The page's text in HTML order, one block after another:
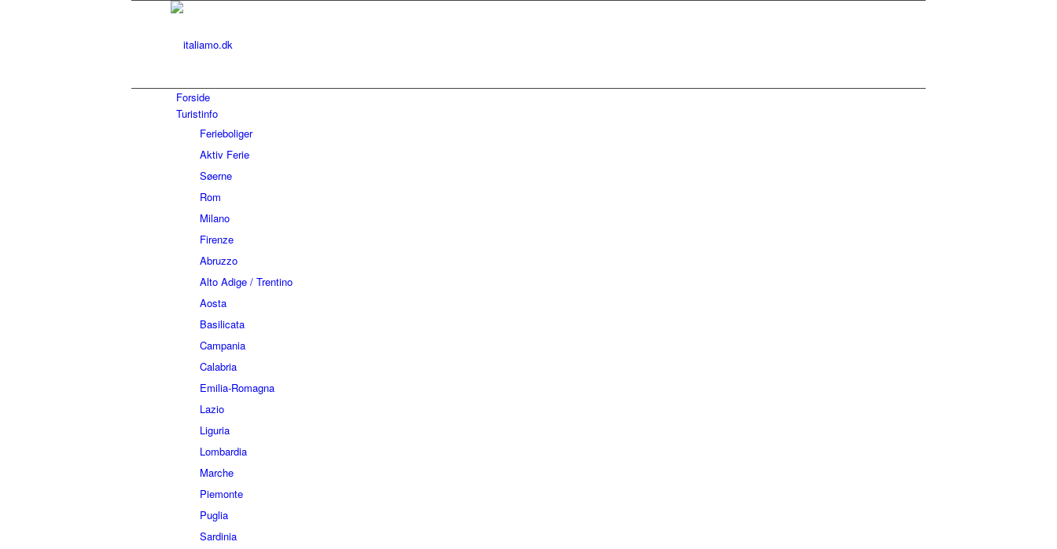
Forside
Turistinfo
Ferieboliger
Aktiv Ferie
Søerne
Rom
Milano
Firenze
Abruzzo
Alto Adige / Trentino
Aosta
Basilicata
Campania
Calabria
Emilia-Romagna
Lazio
Liguria
Lombardia
Marche
Piemonte
Puglia
Sardinia